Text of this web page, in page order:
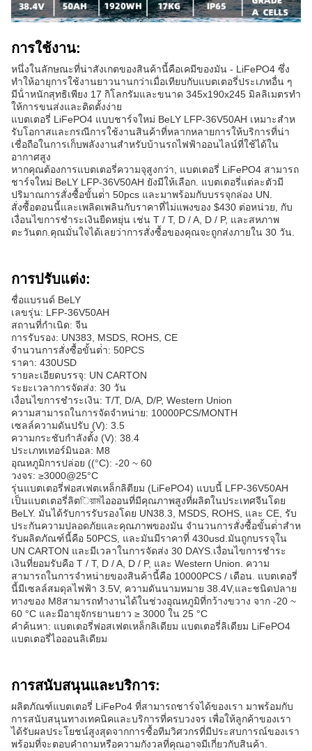
การใช้งาน:
หนึ่งในลักษณะที่น่าสังเกตของสินค้านี้คือเคมีของมัน - LiFePO4 ซึ่ง
ทําให้อายุการใช้งานยาวนานกว่าเมื่อเทียบกับแบตเตอรี่ประเภทอื่น ๆ
มีน้ําหนักสุทธิเพียง 17 กิโลกรัมและขนาด 345x190x245 มิลลิเมตรทํา
ให้การขนส่งและติดตั้งง่าย
แบตเตอรี่ LiFePO4 แบบชาร์จใหม่ BeLY LFP-36V50AH เหมาะสําห
รับโอกาสและกรณีการใช้งานสินค้าที่หลากหลายการให้บริการที่น่า
เชื่อถือในการเก็บพลังงานสําหรับบ้านรถไฟฟ้าออนไลน์ที่ใช้ได้ใน
อากาศสูง
หากคุณต้องการแบตเตอรี่ความจุสูงกว่า, แบตเตอรี่ LiFePO4 สามารถ
ชาร์จใหม่ BeLY LFP-36V50AH ยังมีให้เลือก. แบตเตอรี่แต่ละตัวมี
ปริมาณการสั่งซื้อขั้นต่ํา 50pcs และมาพร้อมกับบรรจุกล่อง UN.
สั่งซื้อตอนนี้และเพลิดเพลินกับราคาที่ไม่แพงของ $430 ต่อหน่วย, กับ
เงื่อนไขการชําระเงินยืดหยุ่น เช่น T / T, D / A, D / P, และสหภาพ
ตะวันตก.คุณมั่นใจได้เลยว่าการสั่งซื้อของคุณจะถูกส่งภายใน 30 วัน.
การปรับแต่ง:
ชื่อแบรนด์ BeLY
เลขรุ่น: LFP-36V50AH
สถานที่กําเนิด: จีน
การรับรอง: UN383, MSDS, ROHS, CE
จํานวนการสั่งซื้อขั้นต่ํา: 50PCS
ราคา: 430USD
รายละเอียดบรรจุ: UN CARTON
ระยะเวลาการจัดส่ง: 30 วัน
เงื่อนไขการชําระเงิน: T/T, D/A, D/P, Western Union
ความสามารถในการจัดจําหน่าย: 10000PCS/MONTH
เซลล์ความดันปรับ (V): 3.5
ความกระชับกําลังตั้ง (V): 38.4
ประเภทเทอร์มินอล: M8
อุณหภูมิการปล่อย ((°C): -20 ~ 60
วงจร: ≥3000@25°C
รุ่นแบตเตอรี่ฟอสเฟตเหล็กลิตียม (LiFePO4) แบบนี้ LFP-36V50AH
เป็นแบตเตอรี่ลิตিয়ামไอออนที่มีคุณภาพสูงที่ผลิตในประเทศจีนโดย
BeLY. มันได้รับการรับรองโดย UN38.3, MSDS, ROHS, และ CE, รับ
ประกันความปลอดภัยและคุณภาพของมัน จํานวนการสั่งซื้อขั้นต่ําสําห
รับผลิตภัณฑ์นี้คือ 50PCS, และมันมีราคาที่ 430usd.มันถูกบรรจุใน
UN CARTON และมีเวลาในการจัดส่ง 30 DAYS.เงื่อนไขการชําระ
เงินที่ยอมรับคือ T / T, D / A, D / P, และ Western Union. ความ
สามารถในการจําหน่ายของสินค้านี้คือ 10000PCS / เดือน. แบตเตอรี่
นี้มีเซลล์สมดุลไฟฟ้า 3.5V, ความดันนามหมาย 38.4V,และชนิดปลาย
ทางของ M8สามารถทํางานได้ในช่วงอุณหภูมิที่กว้างขวาง จาก -20 ~
60 °C และมีอายุจักรยานยาว ≥ 3000 ใน 25 °C
คําค้นหา: แบตเตอรี่ฟอสเฟตเหล็กลิเดียม แบตเตอรี่ลิเดียม LiFePO4
แบตเตอรี่ไอออนลิเดียม
การสนับสนุนและบริการ:
ผลิตภัณฑ์แบตเตอรี่ LiFePo4 ที่สามารถชาร์จได้ของเรา มาพร้อมกับ
การสนับสนุนทางเทคนิคและบริการที่ครบวงจร เพื่อให้ลูกค้าของเรา
ได้รับผลประโยชน์สูงสุดจากการซื้อทีมวิศวกรที่มีประสบการณ์ของเรา
พร้อมที่จะตอบคําถามหรือความกังวลที่คุณอาจมีเกี่ยวกับสินค้า.